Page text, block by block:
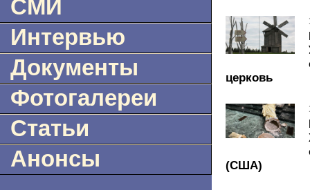
СМИ
Интервью
Документы
Фотогалереи
Статьи
Анонсы
церковь
(США)